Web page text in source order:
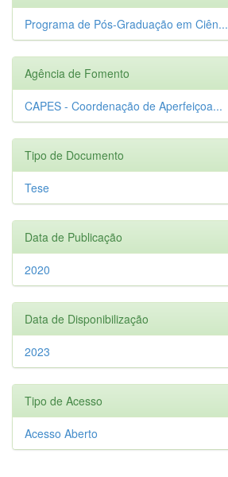
Programa de Pós-Graduação em Ciên...
Agência de Fomento
CAPES - Coordenação de Aperfeiçoa...
Tipo de Documento
Tese
Data de Publicação
2020
Data de Disponibilização
2023
Tipo de Acesso
Acesso Aberto